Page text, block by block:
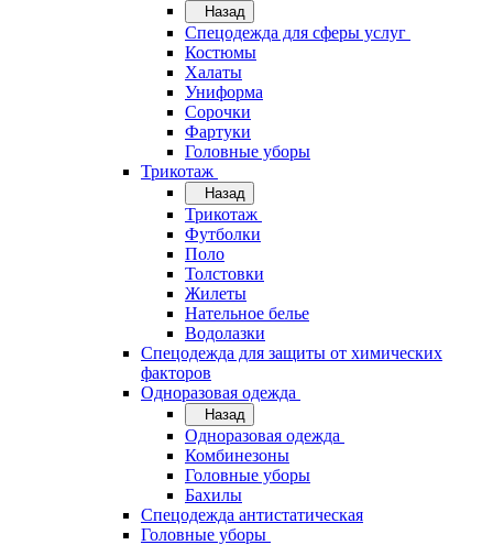
Назад
Спецодежда для сферы услуг
Костюмы
Халаты
Униформа
Сорочки
Фартуки
Головные уборы
Трикотаж
Назад
Трикотаж
Футболки
Поло
Толстовки
Жилеты
Нательное белье
Водолазки
Спецодежда для защиты от химических
факторов
Одноразовая одежда
Назад
Одноразовая одежда
Комбинезоны
Головные уборы
Бахилы
Спецодежда антистатическая
Головные уборы